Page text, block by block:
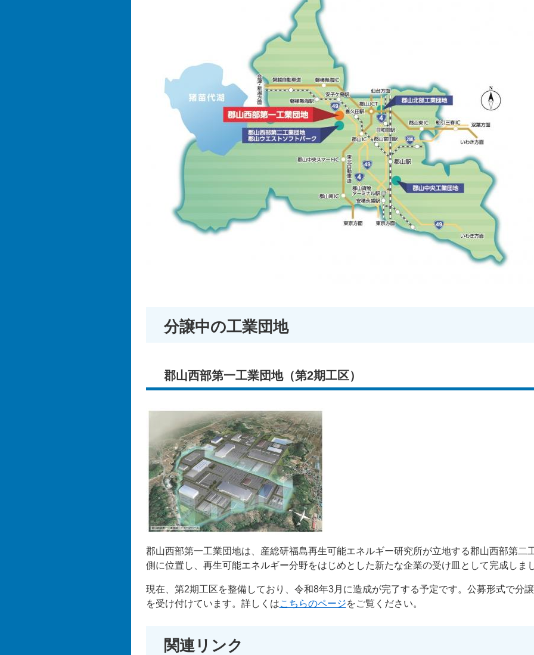
分譲中の工業団地
郡山西部第一工業団地（第2期工区）
郡山西部第一工業団地は、産総研福島再生可能エネルギー研究所が立地する郡山西部第二
側に位置し、再生可能エネルギー分野をはじめとした新たな企業の受け皿として完成しま
現在、第2期工区を整備しており、令和8年3月に造成が完了する予定です。公募形式で分
を受け付けています。詳しくはこちらのページをご覧ください。
関連リンク